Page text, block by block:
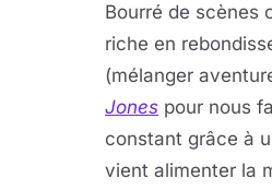
Bourré de scènes
riche en
(mélanger
Jones pour nous
constant grâce à
vient alimenter la